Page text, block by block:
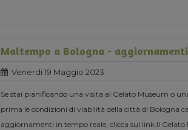
Maltempo a Bologna - aggiornamenti
Venerdi 19 Maggio 2023
Se stai pianificando una visita al Gelato Museum o
prima le condizioni di viabilità della città di Bologna
aggiornamenti in tempo reale, clicca sul link.Il